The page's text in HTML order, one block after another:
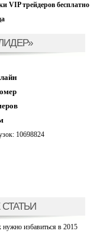
VIP трейдеров бесплатно
10698824
избавиться в 2015